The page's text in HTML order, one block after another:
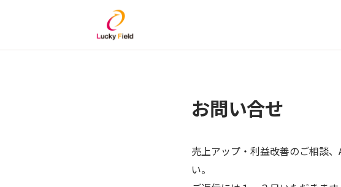
お問い合せ
売上アップ・利益改善のご相談
い。